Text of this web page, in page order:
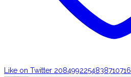
Like on Twitter 2084992254838710716